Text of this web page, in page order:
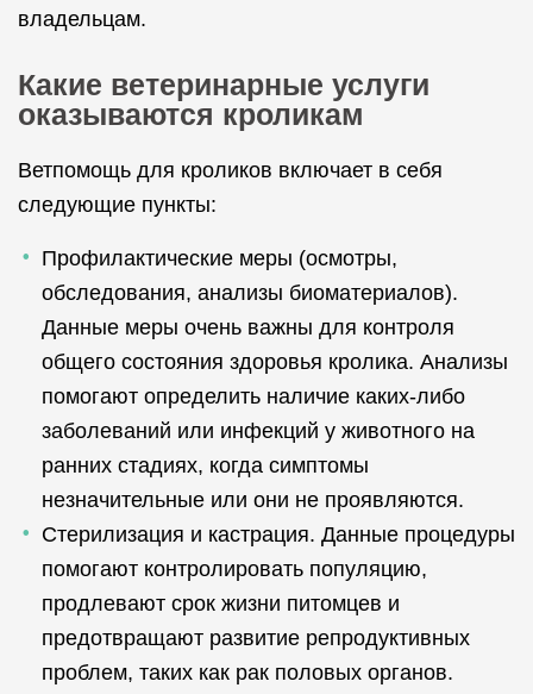
владельцам.
Какие ветеринарные услуги
оказываются кроликам
Ветпомощь для кроликов включает в себя
следующие пункты:
Профилактические меры (осмотры,
обследования, анализы биоматериалов).
Данные меры очень важны для контроля
общего состояния здоровья кролика. Анализы
помогают определить наличие каких-либо
заболеваний или инфекций у животного на
ранних стадиях, когда симптомы
незначительные или они не проявляются.
Стерилизация и кастрация. Данные процедуры
помогают контролировать популяцию,
продлевают срок жизни питомцев и
предотвращают развитие репродуктивных
проблем, таких как рак половых органов.